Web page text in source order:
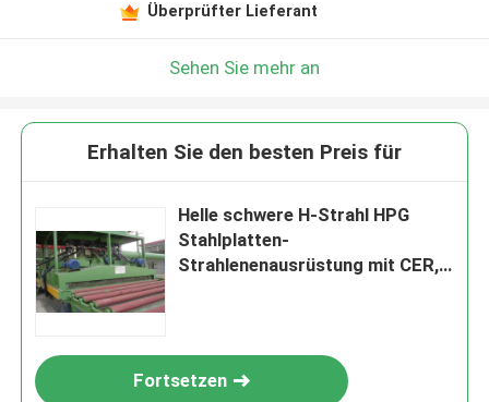
Überprüfter Lieferant
Sehen Sie mehr an
Erhalten Sie den besten Preis für
Helle schwere H-Strahl HPG
Stahlplatten-
Strahlenenausrüstung mit CER,
Fortsetzen